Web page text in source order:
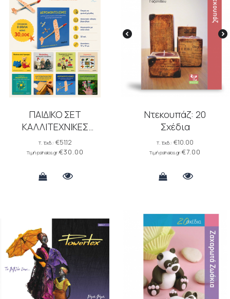
ΠΑΙΔΙΚΟ ΣΕΤ
ΚΑΛΛΙΤΕΧΝΙΚΕΣ
ΚΑΤΑΣΚΕΥΕΣ
€51.12
€30.00
Ντεκουπάζ: 20
Σχέδια
€10.00
€7.00